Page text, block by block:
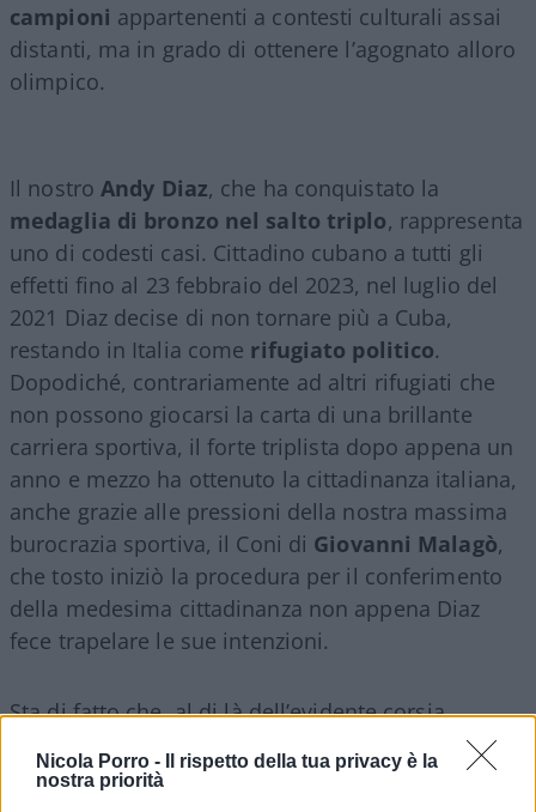
Nicola Porro -
Il rispetto della tua privacy è la
nostra priorità
campioni appartenenti a contesti culturali assai
distanti, ma in grado di ottenere l’agognato alloro
olimpico.
Il nostro Andy Diaz, che ha conquistato la
medaglia di bronzo nel salto triplo, rappresenta
uno di codesti casi. Cittadino cubano a tutti gli
effetti fino al 23 febbraio del 2023, nel luglio del
2021 Diaz decise di non tornare più a Cuba,
restando in Italia come rifugiato politico.
Dopodiché, contrariamente ad altri rifugiati che
non possono giocarsi la carta di una brillante
carriera sportiva, il forte triplista dopo appena un
anno e mezzo ha ottenuto la cittadinanza italiana,
anche grazie alle pressioni della nostra massima
burocrazia sportiva, il Coni di Giovanni Malagò,
che tosto iniziò la procedura per il conferimento
della medesima cittadinanza non appena Diaz
fece trapelare le sue intenzioni.
Sta di fatto che, al di là dell’evidente corsia
preferenziale di cui godono gli atleti di grande
spessore, in questo caso l’idea che una medaglia